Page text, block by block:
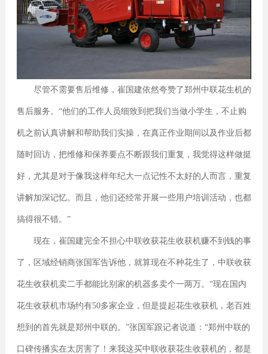
尽管不需要售后维修，崔国建依然夸赞了郑州中联花生机的
售后服务。“他们的工作人员细致到把我们当做小学生，不止购
机之前认真讲解和帮助我们实操，在真正作业期间以及作业后都
随时回访，把维修和保养要点不断跟我们重复，我觉得这样做挺
好，尤其是对于像我这样年纪大一点记性不太好的人而言，重复
讲解加深记忆。而且，他们还经常开展一些用户培训活动，也都
搞得很不错。”
现在，崔国建完全不担心中联收获花生收获机赚不到钱的事
了，区域经销商张国军告诉他，就算现在不种花生了，中联收获
花生收获机卖二手都能比别家的机器多卖个一两万。“现在国内
花生收获机市场约有50多家企业，但是提起花生收获机，老百姓
想到的首先就是郑州中联的。”张国军跟记者说道：“郑州中联的
口碑传播实在太厉害了！来我这买中联收获花生收获机的，都是